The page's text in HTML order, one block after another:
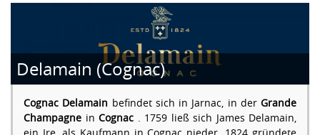
Delamain (Cognac)
Cognac Delamain befindet sich in Jarnac, in der Grande
Champagne in Cognac . 1759 ließ sich James Delamain,